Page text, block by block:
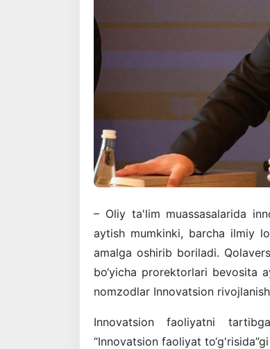
– Oliy ta'lim muassasalarida
aytish mumkinki, barcha ilmiy
amalga oshirib boriladi.
bo‘yicha prorektorlari bevosita
nomzodlar Innovatsion
Innovatsion faoliyatni
“Innovatsion faoliyat